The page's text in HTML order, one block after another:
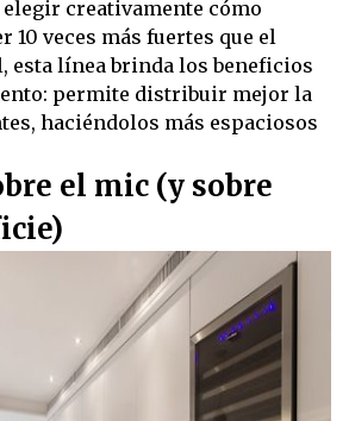
elegir creativamente cómo
10 veces más fuertes que el
línea brinda los beneficios
permite distribuir mejor la
haciéndolos más espaciosos
el mic (y sobre